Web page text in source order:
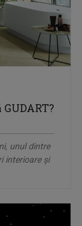
unul dintre
interioare și